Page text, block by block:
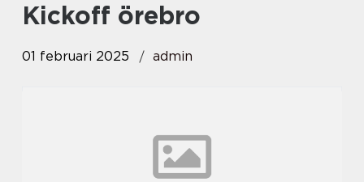
kickoff örebro
01 februari 2025 admin